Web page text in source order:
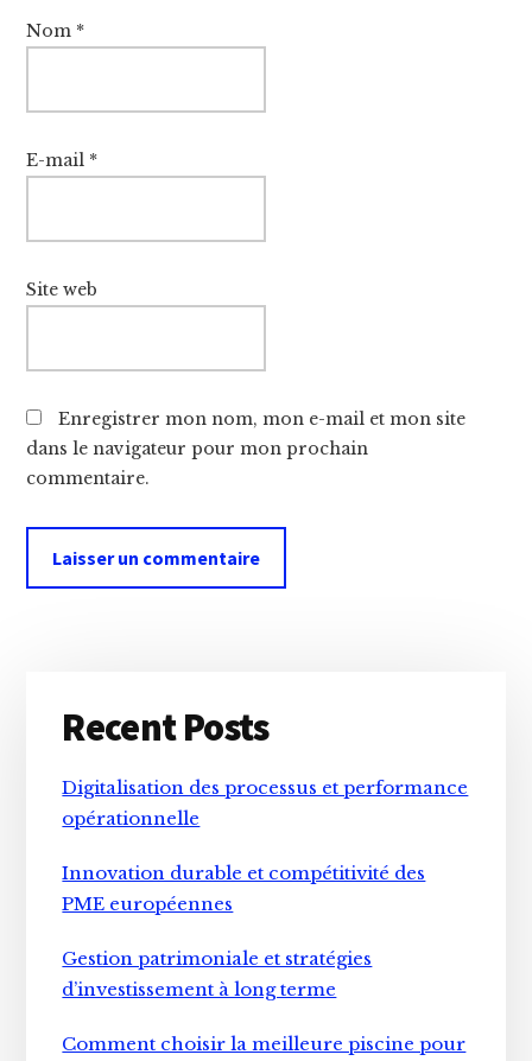
Nom *
E-mail *
Site web
Enregistrer mon nom, mon e-mail et mon site
dans le navigateur pour mon prochain
commentaire.
Sidebar
Recent Posts
Digitalisation des processus et performance
opérationnelle
Innovation durable et compétitivité des
PME européennes
Gestion patrimoniale et stratégies
d’investissement à long terme
Comment choisir la meilleure piscine pour